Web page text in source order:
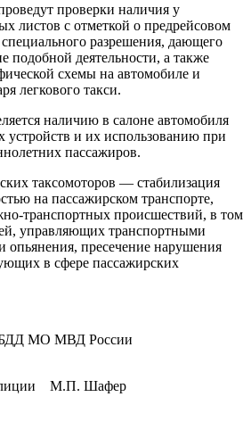
проверки наличия у
листов с отметкой о предрейсовом
разрешения, дающего
подобной деятельности, а также
схемы на автомобиле и
легкового такси.
наличию в салоне автомобиля
устройств и их использованию при
пассажиров.
таксомоторов — стабилизация
на пассажирском транспорте,
транспортных происшествий, в том
управляющих транспортными
опьянения, пресечение нарушения
в сфере пассажирских
МО МВД России
М.П. Шафер